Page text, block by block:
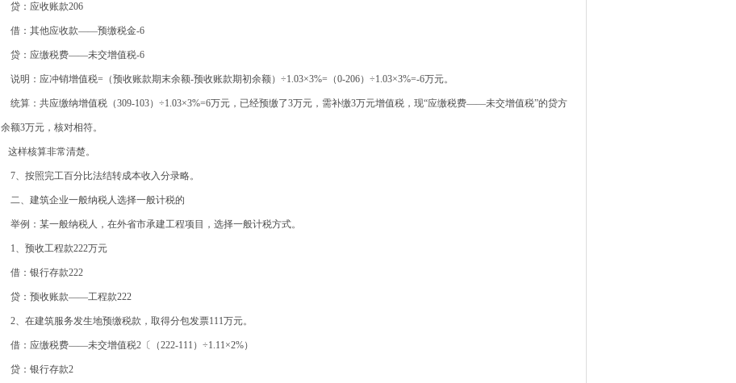
贷：应收账款206
借：其他应收款——预缴税金-6
贷：应缴税费——未交增值税-6
说明：应冲销增值税=（预收账款期末余额-预收账款期初余额）÷1.03×3%=（0-206）÷1.03×3%=-6万元。
统算：共应缴纳增值税（309-103）÷1.03×3%=6万元，已经预缴了3万元，需补缴3万元增值税，现“应缴税费——未交增值税”的贷方
余额3万元，核对相符。
这样核算非常清楚。
7、按照完工百分比法结转成本收入分录略。
二、建筑企业一般纳税人选择一般计税的
举例：某一般纳税人，在外省市承建工程项目，选择一般计税方式。
1、预收工程款222万元
借：银行存款222
贷：预收账款——工程款222
2、在建筑服务发生地预缴税款，取得分包发票111万元。
借：应缴税费——未交增值税2〔（222-111）÷1.11×2%）
贷：银行存款2